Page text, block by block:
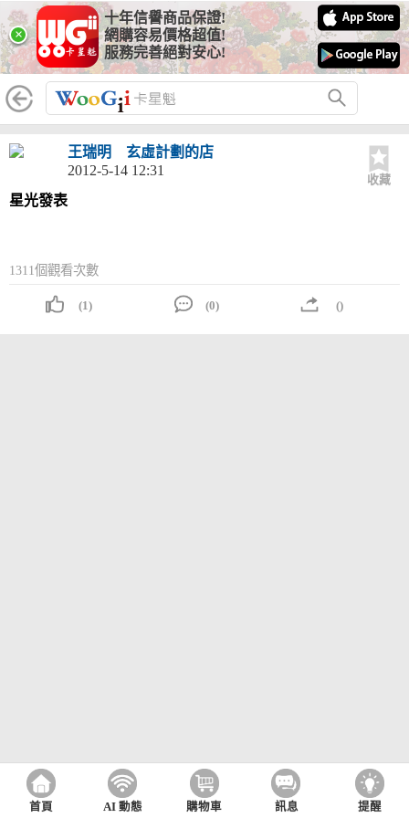
×
十年信譽商品保證!
網購容易價格超值!
服務完善絕對安心!
王瑞明
玄虛計劃的店
2012-5-14 12:31
收藏
星光發表
1311個觀看次數
(1) (0) ()
首頁 AI 動態 購物車 訊息 提醒